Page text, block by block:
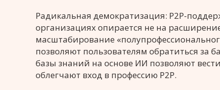
Радикальная демократизация: Р2P-
организациях опирается не на
масштабирование
позволяют пользователям обратиться за
базы знаний на основе ИИ позволяют
облегчают вход в профессию P2P.